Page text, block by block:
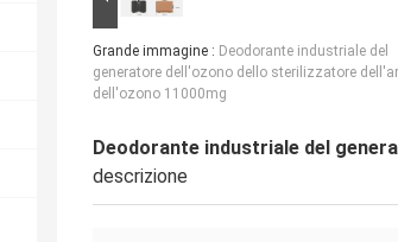
Grande immagine : Deodorante industriale del
generatore dell'ozono dello sterilizzatore
dell'ozono 11000mg
Deodorante industriale del
descrizione